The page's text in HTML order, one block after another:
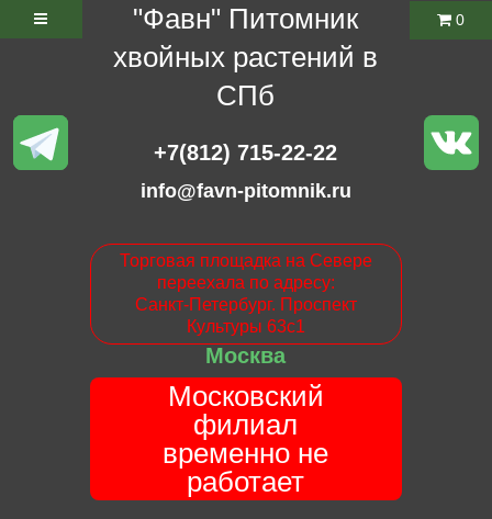
"Фавн" Питомник
хвойных растений в
СПб
+7(812) 715-22-22
info@favn-pitomnik.ru
Торговая площадка на Севере
переехала по адресу:
Санкт-Петербург. Проспект
Культуры 63с1
Москва
Московский
филиал
временно не
работает
0